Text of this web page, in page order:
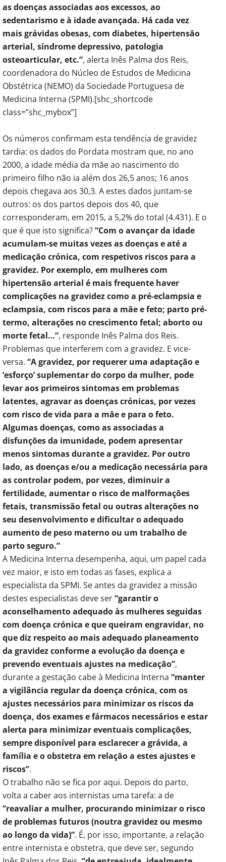
as doenças associadas aos excessos, ao
sedentarismo e à idade avançada. Há cada vez
mais grávidas obesas, com diabetes, hipertensão
arterial, síndrome depressivo, patologia
osteoarticular, etc.”, alerta Inês Palma dos Reis,
coordenadora do Núcleo de Estudos de Medicina
Obstétrica (NEMO) da Sociedade Portuguesa de
Medicina Interna (SPMI).[shc_shortcode
class=”shc_mybox”]
Os números confirmam esta tendência de gravidez
tardia: os dados do Pordata mostram que, no ano
2000, a idade média da mãe ao nascimento do
primeiro filho não ia além dos 26,5 anos; 16 anos
depois chegava aos 30,3. A estes dados juntam-se
outros: os dos partos depois dos 40, que
corresponderam, em 2015, a 5,2% do total (4.431). E o
que é que isto significa?“Com o avançar da idade
acumulam-se muitas vezes as doenças e até a
medicação crónica, com respetivos riscos para a
gravidez. Por exemplo, em mulheres com
hipertensão arterial é mais frequente haver
complicações na gravidez como a pré-eclampsia e
eclampsia, com riscos para a mãe e feto; parto pré-
termo, alterações no crescimento fetal; aborto ou
morte fetal…”, responde Inês Palma dos Reis.
Problemas que interferem com a gravidez. E vice-
versa. “A gravidez, por requerer uma adaptação e
‘esforço’ suplementar do corpo da mulher, pode
levar aos primeiros sintomas em problemas
latentes, agravar as doenças crónicas, por vezes
com risco de vida para a mãe e para o feto.
Algumas doenças, como as associadas a
disfunções da imunidade, podem apresentar
menos sintomas durante a gravidez. Por outro
lado, as doenças e/ou a medicação necessária para
as controlar podem, por vezes, diminuir a
fertilidade, aumentar o risco de malformações
fetais, transmissão fetal ou outras alterações no
seu desenvolvimento e dificultar o adequado
aumento de peso materno ou um trabalho de
parto seguro.”
A Medicina Interna desempenha, aqui, um papel cada
vez maior, e isto em todas as fases, explica a
especialista da SPMI. Se antes da gravidez a missão
destes especialistas deve ser“garantir o
aconselhamento adequado às mulheres seguidas
com doença crónica e que queiram engravidar, no
que diz respeito ao mais adequado planeamento
da gravidez conforme a evolução da doença e
prevendo eventuais ajustes na medicação”,
durante a gestação cabe à Medicina Interna “manter
a vigilância regular da doença crónica, com os
ajustes necessários para minimizar os riscos da
doença, dos exames e fármacos necessários e estar
alerta para minimizar eventuais complicações,
sempre disponível para esclarecer a grávida, a
família e o obstetra em relação a estes ajustes e
riscos”.
O trabalho não se fica por aqui. Depois do parto,
volta a caber aos internistas uma tarefa: a de
“reavaliar a mulher, procurando minimizar o risco
de problemas futuros (noutra gravidez ou mesmo
ao longo da vida)”. É, por isso, importante, a relação
entre internista e obstetra, que deve ser, segundo